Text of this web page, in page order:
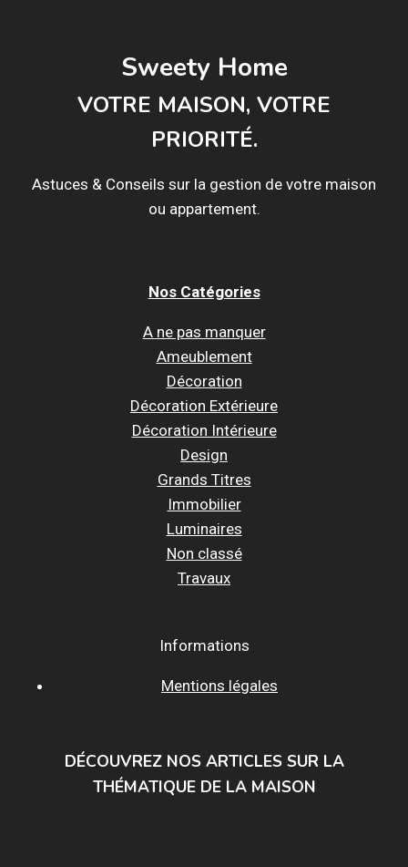
Sweety Home
VOTRE MAISON, VOTRE
PRIORITÉ.
Astuces & Conseils sur la gestion de votre maison
ou appartement.
Nos Catégories
A ne pas manquer
Ameublement
Décoration
Décoration Extérieure
Décoration Intérieure
Design
Grands Titres
Immobilier
Luminaires
Non classé
Travaux
Informations
Mentions légales
DÉCOUVREZ NOS ARTICLES SUR LA
THÉMATIQUE DE LA MAISON